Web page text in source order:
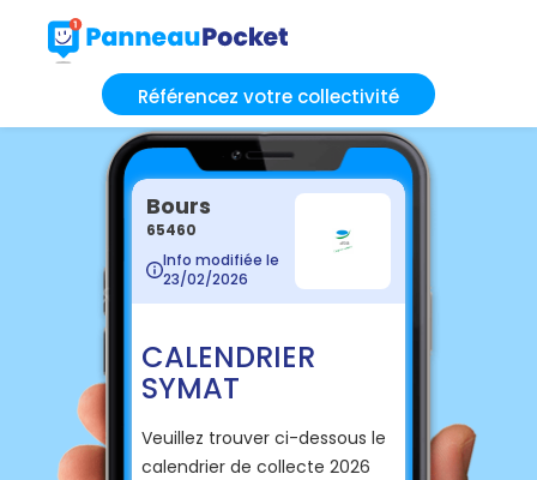
Référencez votre collectivité
Bours
65460
Info modifiée le
23/02/2026
CALENDRIER
SYMAT
Veuillez trouver ci-dessous le
calendrier de collecte 2026